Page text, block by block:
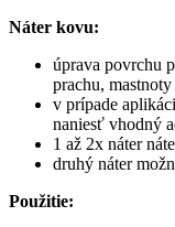
Náter kovu:
úprava povrchu
prachu,
v prípade
naniesť vhodný
1 až 2x náter
druhý náter
Použitie: